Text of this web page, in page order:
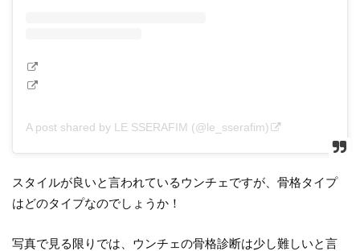
A post shared by LE SSERAFIM (@le_sserafim)
スタイルが良いと言われているウンチェですが、骨格タイプ
はどのタイプなのでしょうか！
写真で見る限りでは、ウンチェの骨格診断は少し難しいと言